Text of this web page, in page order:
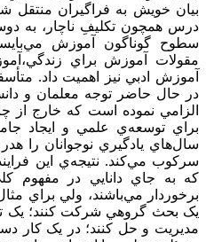
بيان خويش به فراگيران منتقل
درس همچون تكليفِ ناچار، به
سطوح گوناگون آموزش
مقولات آموزش براي
آموزش ادبي نيز اهميت داد.
در حال حاضر توجه معلمان و
الزامي نموده است که خارج از
براي توسعه‌ي علمي و ايجاد
سال‌هاي يادگيري نوجوانان را
سرکوب مي‌کند. نتيجه‌ي اين
که به جاي دانايي در مفهوم
برخوردار مي‌باشند، ولي براي
يک بحث گروهي شرکت کنند؛ يک
مديريت و حل کنند؛ در يک کار